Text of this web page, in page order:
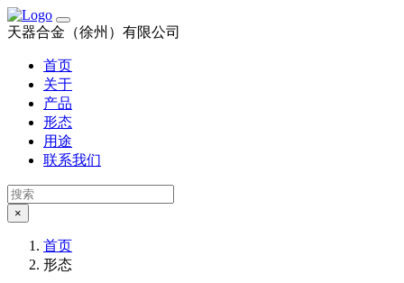
天器合金（徐州）有限公司
首页
关于
产品
形态
用途
联系我们
×
首页
形态